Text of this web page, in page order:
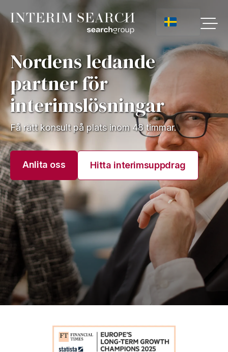
Nordens ledande
partner för
interimslösningar
Få rätt konsult på plats inom 48 timmar.
Anlita oss Hitta interimsuppdrag